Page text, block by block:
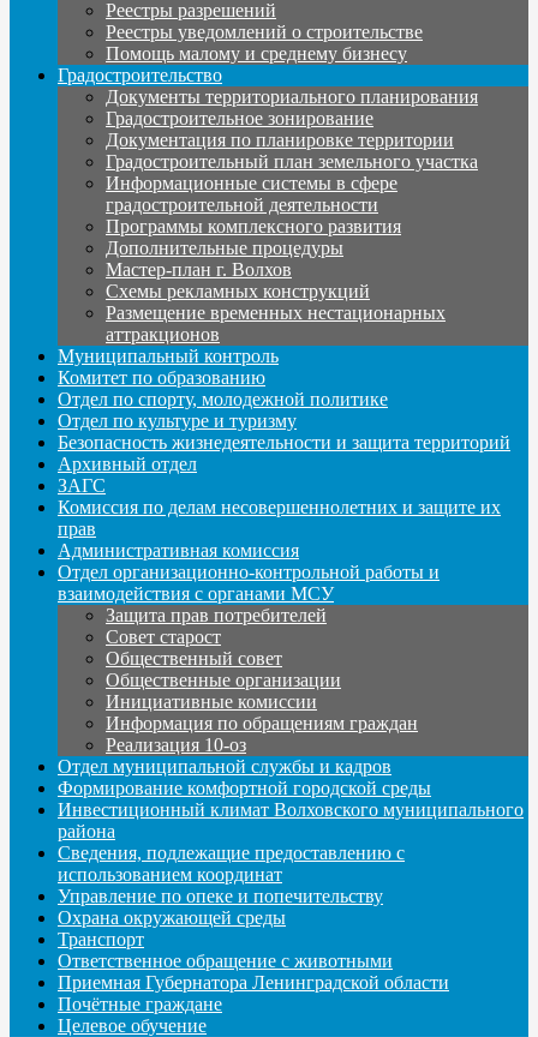
Реестры разрешений
Реестры уведомлений о строительстве
Помощь малому и среднему бизнесу
Градостроительство
Документы территориального планирования
Градостроительное зонирование
Документация по планировке территории
Градостроительный план земельного участка
Информационные системы в сфере
градостроительной деятельности
Программы комплексного развития
Дополнительные процедуры
Мастер-план г. Волхов
Схемы рекламных конструкций
Размещение временных нестационарных
аттракционов
Муниципальный контроль
Комитет по образованию
Отдел по спорту, молодежной политике
Отдел по культуре и туризму
Безопасность жизнедеятельности и защита территорий
Архивный отдел
ЗАГС
Комиссия по делам несовершеннолетних и защите их
прав
Административная комиссия
Отдел организационно-контрольной работы и
взаимодействия с органами МСУ
Защита прав потребителей
Совет старост
Общественный совет
Общественные организации
Инициативные комиссии
Информация по обращениям граждан
Реализация 10-оз
Отдел муниципальной службы и кадров
Формирование комфортной городской среды
Инвестиционный климат Волховского муниципального
района
Сведения, подлежащие предоставлению с
использованием координат
Управление по опеке и попечительству
Охрана окружающей среды
Транспорт
Ответственное обращение с животными
Приемная Губернатора Ленинградской области
Почётные граждане
Целевое обучение